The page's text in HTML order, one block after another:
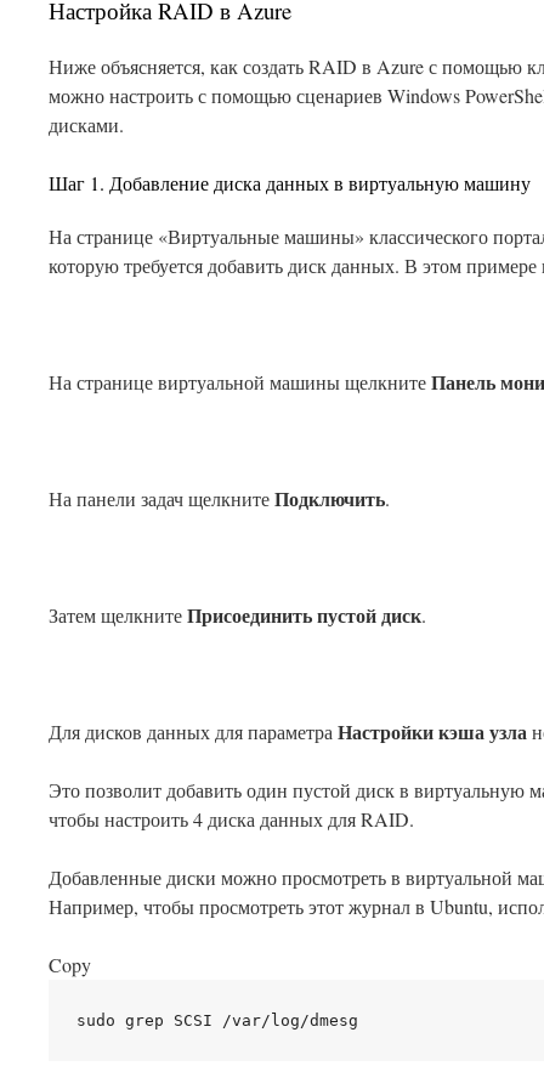
Настройка RAID в Azure
Ниже объясняется, как создать RAID в Azure с помощью
можно настроить с помощью сценариев Windows
дисками.
Шаг 1. Добавление диска данных в виртуальную машину
На странице «Виртуальные машины» классического
которую требуется добавить диск данных. В этом
На странице виртуальной машины щелкнитеПанель
На панели задач щелкнитеПодключить.
Затем щелкнитеПрисоединить пустой диск.
Для дисков данных для параметра Настройки кэша узла
Это позволит добавить один пустой диск в виртуальную
чтобы настроить 4 диска данных для RAID.
Добавленные диски можно просмотреть в виртуальной
Например, чтобы просмотреть этот журнал в Ubuntu,
Copy